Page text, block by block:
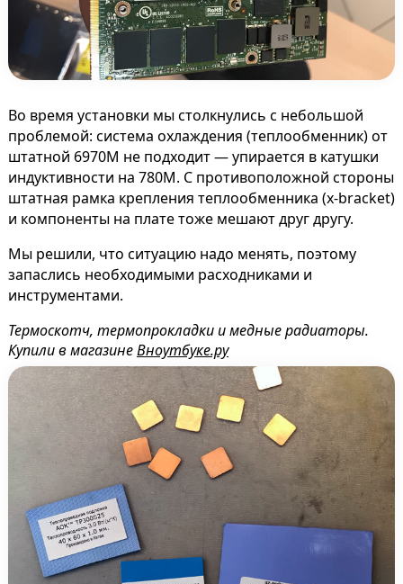
Во время установки мы столкнулись с небольшой
проблемой: система охлаждения (теплообменник) от
штатной 6970М не подходит — упирается в катушки
индуктивности на 780M. С противоположной стороны
штатная рамка крепления теплообменника (x-bracket)
и компоненты на плате тоже мешают друг другу.
Мы решили, что ситуацию надо менять, поэтому
запаслись необходимыми расходниками и
инструментами.
Термоскотч, термопрокладки и медные радиаторы.
Купили в магазинеВноутбуке.ру